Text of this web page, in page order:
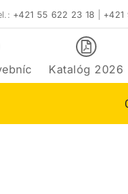
+421 55 622 23 18 +421
Katalóg 2026